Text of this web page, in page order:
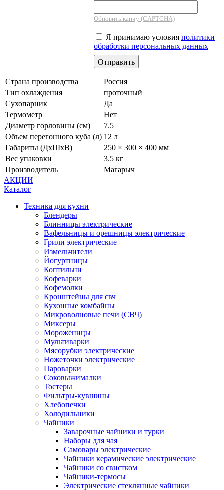
Обновить капчу (CAPTCHA)
Я принимаю условия политики
обработки персональных данных
Страна производства
Россия
Тип охлаждения
проточный
Сухопарник
Да
Термометр
Нет
Диаметр горловины (см)
7.5
Объем перегонного куба (л) 12 л
Габариты (ДхШхВ)
250 × 300 × 400 мм
Вес упаковки
3.5 кг
Производитель
Магарыч
АКЦИИ
Каталог
Техника для кухни
Блендеры
Блинницы электрические
Вафельницы и орешницы электрические
Грили электрические
Измельчители
Йогуртницы
Коптильни
Кофеварки
Кофемолки
Кронштейны для свч
Кухонные комбайны
Микроволновые печи (СВЧ)
Миксеры
Мороженицы
Мультиварки
Мясорубки электрические
Ножеточки электрические
Пароварки
Соковыжималки
Тостеры
Фильтры-кувшины
Хлебопечки
Холодильники
Чайники
Заварочные чайники и турки
Наборы для чая
Самовары электрические
Чайники керамические электрические
Чайники со свистком
Чайники-термосы
Электрические стеклянные чайники